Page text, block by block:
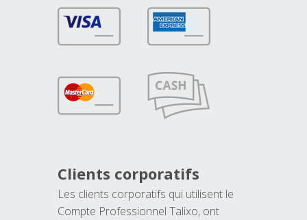
Clients corporatifs
Les clients corporatifs qui utilisent le
Compte Professionnel Talixo, ont